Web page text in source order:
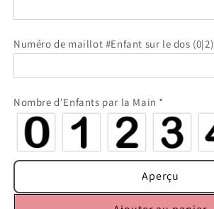
Numéro de maillot #Enfant sur le dos (0|2)
Nombre d'Enfants par la Main *
Aperçu